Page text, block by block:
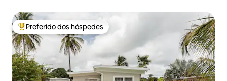
Entre os melhores preferidos dos hóspedes
Preferido dos hóspedes